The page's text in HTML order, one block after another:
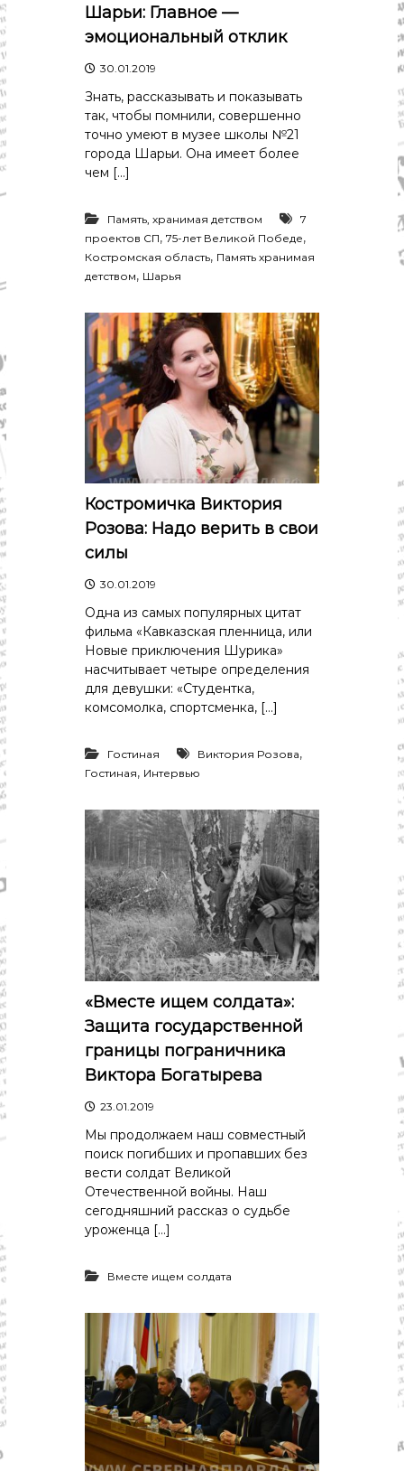
р
а
а
"
К
о
о
м
ы
К
р
о
м
й
о
б
л
а
с
т
и
.
Н
о
в
с
о
л
и
т
к
а
о
м
и
к
а
,
к
у
л
ь
т
р
а
с
п
Шарьи: Главное —
эмоциональный отклик
30.01.2019
Знать, рассказывать и показывать
так, чтобы помнили, совершенно
точно умеют в музее школы №21
города Шарьи. Она имеет более
чем […]
Память, хранимая детством
7
проектов СП,75-лет Великой Победе,
Костромская область, Память хранимая
детством, Шарья
Костромичка Виктория
Розова: Надо верить в свои
силы
30.01.2019
Одна из самых популярных цитат
фильма «Кавказская пленница, или
Новые приключения Шурика»
насчитывает четыре определения
для девушки: «Студентка,
комсомолка, спортсменка, […]
Гостиная Виктория Розова,
Гостиная, Интервью
«Вместе ищем солдата»:
Защита государственной
границы пограничника
Виктора Богатырева
23.01.2019
Мы продолжаем наш совместный
поиск погибших и пропавших без
вести солдат Великой
Отечественной войны. Наш
сегодняшний рассказ о судьбе
уроженца […]
Вместе ищем солдата